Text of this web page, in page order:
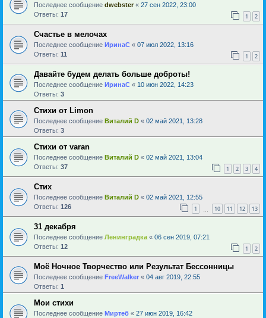
Последнее сообщение dwebster« 27 сен 2022, 23:00
Ответы: 17 1 2
Счастье в мелочах
Последнее сообщение ИринаC « 07 июл 2022, 13:16
Ответы: 11 1 2
Давайте будем делать больше доброты!
Последнее сообщение ИринаC « 10 июн 2022, 14:23
Ответы: 3
Стихи от Limon
Последнее сообщение Виталий D « 02 май 2021, 13:28
Ответы: 3
Стихи от varan
Последнее сообщение Виталий D « 02 май 2021, 13:04
Ответы: 37 1 2 3 4
Стих
Последнее сообщение Виталий D « 02 май 2021, 12:55
Ответы: 126 1 10 11 12 13
31 декабря
Последнее сообщение Ленинградка « 06 сен 2019, 07:21
Ответы: 12 1 2
Моё Ночное Творчество или Результат Бессонницы
Последнее сообщение FreeWalker « 04 авг 2019, 22:55
Ответы: 1
Мои стихи
Последнее сообщение Миртеб « 27 июн 2019, 16:42